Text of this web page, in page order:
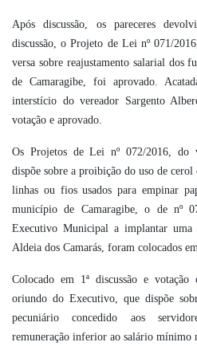
Após discussão, os pareceres
discussão, o Projeto de Lei nº 071/
versa sobre reajustamento salarial dos
de Camaragibe, foi aprovado.
interstício do vereador Sargento
votação e aprovado.
Os Projetos de Lei nº 072/2016, do
dispõe sobre a proibição do uso de
linhas ou fios usados para empinar
município de Camaragibe, o de nº
Executivo Municipal a implantar
Aldeia dos Camarás, foram colocados
Colocado em 1ª discussão e
oriundo do Executivo, que dispõe
pecuniário concedido aos
remuneração inferior ao salário mínimo